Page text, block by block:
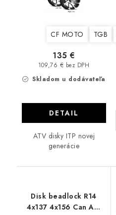
CF MOTO TGB
Skladom u dodávateľa
109,76 € bez DPH
135 €
DETAIL
ATV disky ITP novej
generácie
Disk beadlock R14
4x137 4x156 Can Am